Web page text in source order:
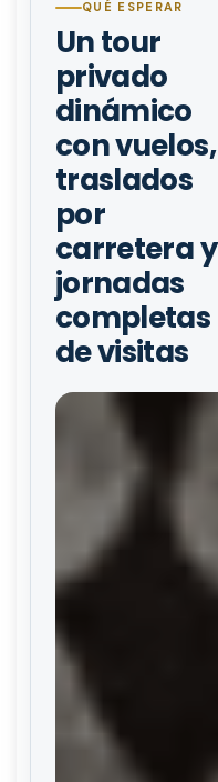
QUÉ ESPERAR
Un tour
privado
dinámico
con vuelos,
traslados
por
carretera y
jornadas
completas
de visitas